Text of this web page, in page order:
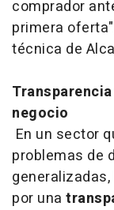
comprador
primera
técnica de
negocio
En un sector
problemas de
por una